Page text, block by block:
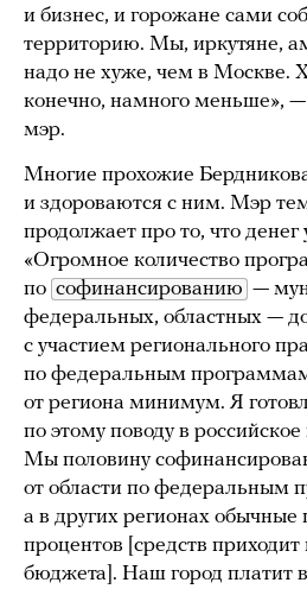
и бизнес, и горожане сами
территорию. Мы, иркутяне,
надо не хуже, чем в Москве.
конечно, намного меньше», —
мэр.
Многие прохожие
и здороваются с ним. Мэр
продолжает про то, что денег
«Огромное количество
по софинансированию —
федеральных, областных —
с участием регионального
по федеральным
от региона минимум. Я
по этому поводу в
Мы половину
от области по федеральным
а в других регионах
процентов [средств
бюджета]. Наш город платит